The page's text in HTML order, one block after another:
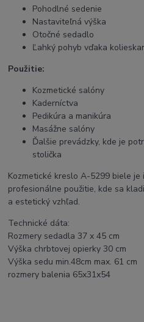
Pohodlné sedenie
Nastaviteľná výška
Otočné sedadlo
Ľahký pohyb vďaka
Použitie:
Kozmetické salóny
Kaderníctva
Pedikúra a manikúra
Masážne salóny
Ďalšie prevádzky, kde je
stolička
Kozmetické kreslo A-5299 biele
profesionálne použitie, kde sa
a estetický vzhľad.
Technické dáta:
Rozmery sedadla 37 x 45 cm
Výška chrbtovej opierky 30 cm
Výška sedu min.48cm max. 61 cm
rozmery balenia 65x31x54